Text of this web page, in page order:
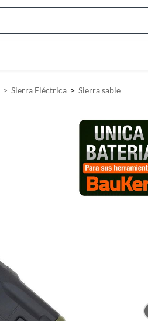
h
Sierra Eléctrica Sierra sable